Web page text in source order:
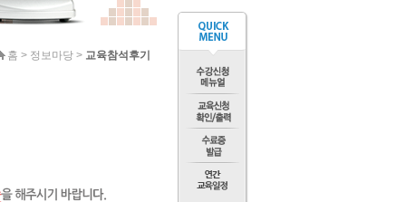
홈 > 정보마당 > 교육참석후기